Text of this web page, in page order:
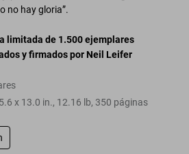
no hay gloria”.
limitada de 1.500 ejemplares
y firmados por Neil Leifer
x 13.0 in., 12.16 lb, 350 páginas